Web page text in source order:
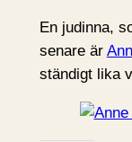
En judinna,
senare är
ständigt lika